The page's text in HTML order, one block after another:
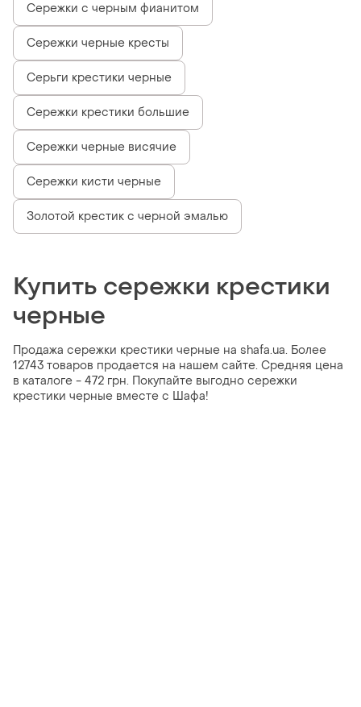
Сережки с черным фианитом
Сережки черные кресты
Серьги крестики черные
Сережки крестики большие
Сережки черные висячие
Сережки кисти черные
Золотой крестик с черной эмалью
Купить сережки крестики
черные
Продажа сережки крестики черные на shafa.ua. Более
12743 товаров продается на нашем сайте. Средняя цена
в каталоге - 472 грн. Покупайте выгодно сережки
крестики черные вместе с Шафа!